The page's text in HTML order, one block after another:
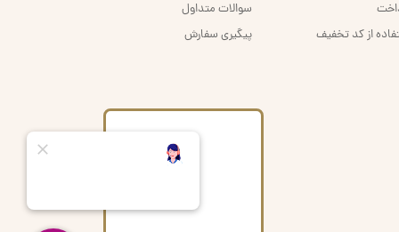
از کد تخفیف
سوالات متداول
پیگیری سفارش